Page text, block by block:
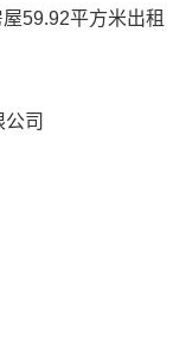
59.92平方米出租
司